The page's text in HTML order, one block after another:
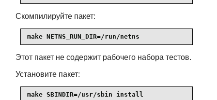
Скомпилируйте пакет:
make NETNS_RUN_DIR=/run/netns
Этот пакет не содержит рабочего набора тестов.
Установите пакет:
make SBINDIR=/usr/sbin install